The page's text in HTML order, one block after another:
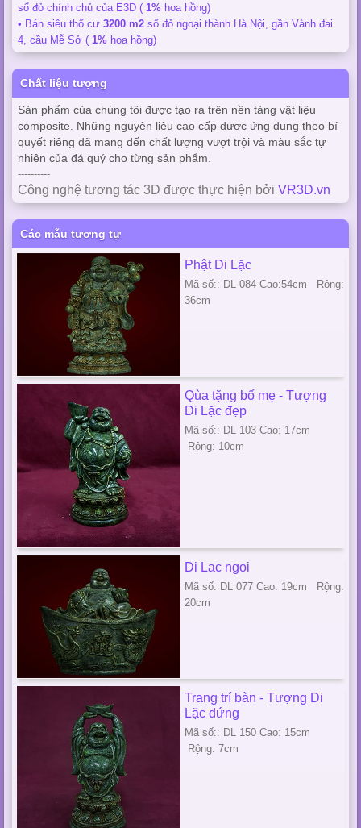
sổ đỏ chính chủ của E3D ( 1% hoa hồng)
• Bán siêu thổ cư 3200 m2 sổ đỏ ngoại thành Hà Nội, gần Vành đai
4, cầu Mễ Sở ( 1% hoa hồng)
Chất liệu tượng
Sản phẩm của chúng tôi được tạo ra trên nền tảng vật liệu
composite. Những nguyên liệu cao cấp được ứng dụng theo bí
quyết riêng đã mang đến chất lượng vượt trội và màu sắc tự
nhiên của đá quý cho từng sản phẩm.
----------
Công nghệ tương tác 3D được thực hiện bởi VR3D.vn
Các mẫu tương tự
Phật Di Lặc
Mã số:: DL 084 Cao:54cm Rộng:
36cm
Qùa tặng bố mẹ - Tượng
Di Lặc đẹp
Mã số:: DL 103 Cao: 17cm
Rộng: 10cm
Di Lac ngoi
Mã số: DL 077 Cao: 19cm Rộng:
20cm
Trang trí bàn - Tượng Di
Lặc đứng
Mã số:: DL 150 Cao: 15cm
Rộng: 7cm